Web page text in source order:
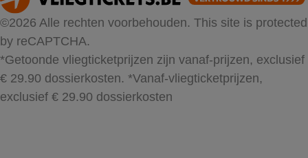
©2026 Alle rechten voorbehouden. This site is protected
by reCAPTCHA.
*Getoonde vliegticketprijzen zijn vanaf-prijzen, exclusief
€ 29.90 dossierkosten. *Vanaf-vliegticketprijzen,
exclusief € 29.90 dossierkosten